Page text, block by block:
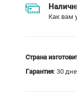
Как вам
Страна
Гарантия: 30